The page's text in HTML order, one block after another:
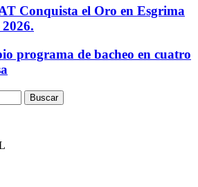
Conquista el Oro en Esgrima
programa de bacheo en cuatro